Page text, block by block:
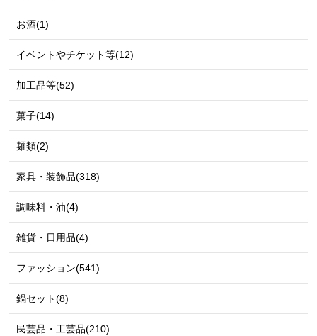
お酒(1)
イベントやチケット等(12)
加工品等(52)
菓子(14)
麺類(2)
家具・装飾品(318)
調味料・油(4)
雑貨・日用品(4)
ファッション(541)
鍋セット(8)
民芸品・工芸品(210)